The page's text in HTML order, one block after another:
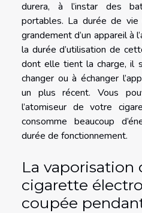
durera, à l’instar des
portables. La durée de
grandement d’un appareil à
la durée d’utilisation de
dont elle tient la charge, il
changer ou à échanger
un plus récent. Vous
l’atomiseur de votre
consomme beaucoup
durée de fonctionnement.
La vaporisation
cigarette
coupée